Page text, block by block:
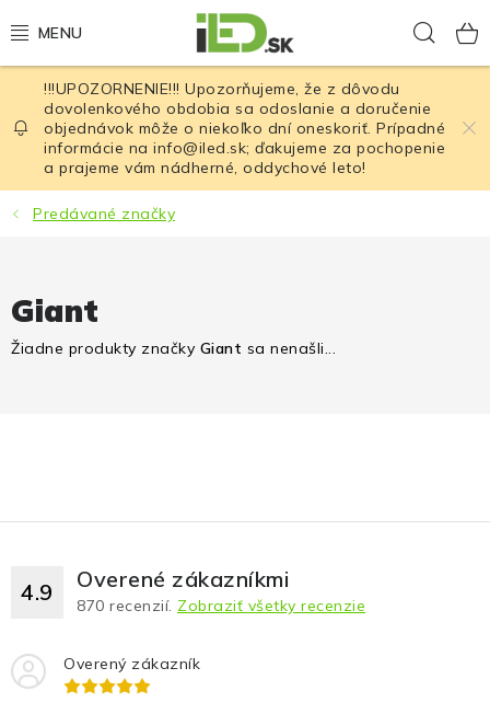
na
LED osvetlenie
LED baterky
LED čelovky
Tip na darček
!!!UPOZORNENIE!!! Upozorňujeme, že z dôvodu
dovolenkového obdobia sa odoslanie a doručenie
objednávok môže o niekoľko dní oneskoriť. Prípadné
informácie na info@iled.sk; ďakujeme za pochopenie
a prajeme vám nádherné, oddychové leto!
Predávané značky
Giant
Žiadne produkty značky Giant sa nenašli...
4.9 Overené zákazníkmi
870 recenzií. Zobraziť všetky recenzie
Overený zákazník